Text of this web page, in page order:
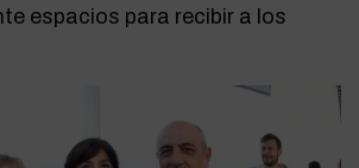
espacios para recibir a los